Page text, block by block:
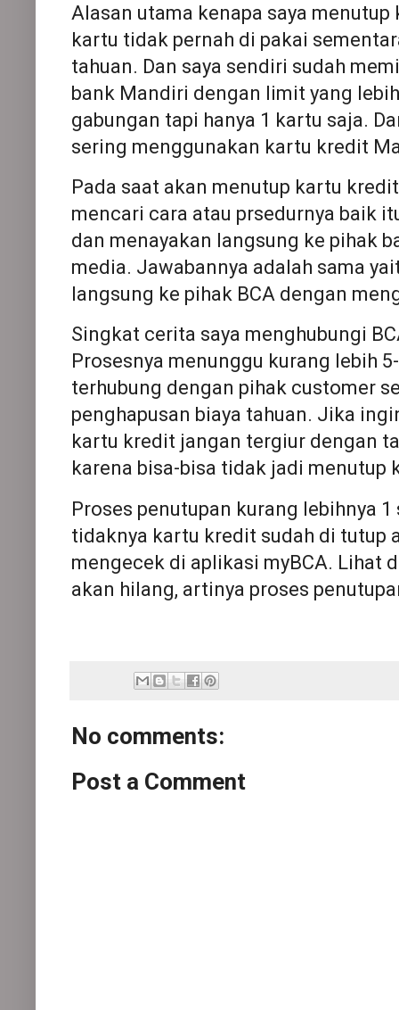
Alasan utama kenapa saya
kartu tidak pernah di pakai
tahuan. Dan saya sendiri sudah
bank Mandiri dengan limit yang
gabungan tapi hanya 1 kartu saja.
sering menggunakan kartu kredit
Pada saat akan menutup kartu
mencari cara atau prsedurnya baik
dan menayakan langsung ke pihak
media. Jawabannya adalah sama
langsung ke pihak BCA dengan
Singkat cerita saya menghubungi
Prosesnya menunggu kurang lebih
terhubung dengan pihak customer
penghapusan biaya tahuan. Jika
kartu kredit jangan tergiur dengan
karena bisa-bisa tidak jadi
Proses penutupan kurang lebihnya
tidaknya kartu kredit sudah di tutup
mengecek di aplikasi myBCA. Lihat
akan hilang, artinya proses
No comments:
Post a Comment